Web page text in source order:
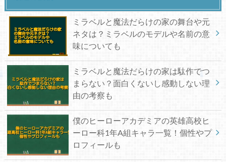
ミラベルと魔法だらけの家の舞台や元
ネタは？ミラベルのモデルや名前の意
味についても
ミラベルと魔法だらけの家は駄作でつ
まらない？面白くないし感動しない理
由の考察も
僕のヒーローアカデミアの英雄高校ヒ
ーロー科1年A組キャラ一覧！個性やプ
ロフィールも